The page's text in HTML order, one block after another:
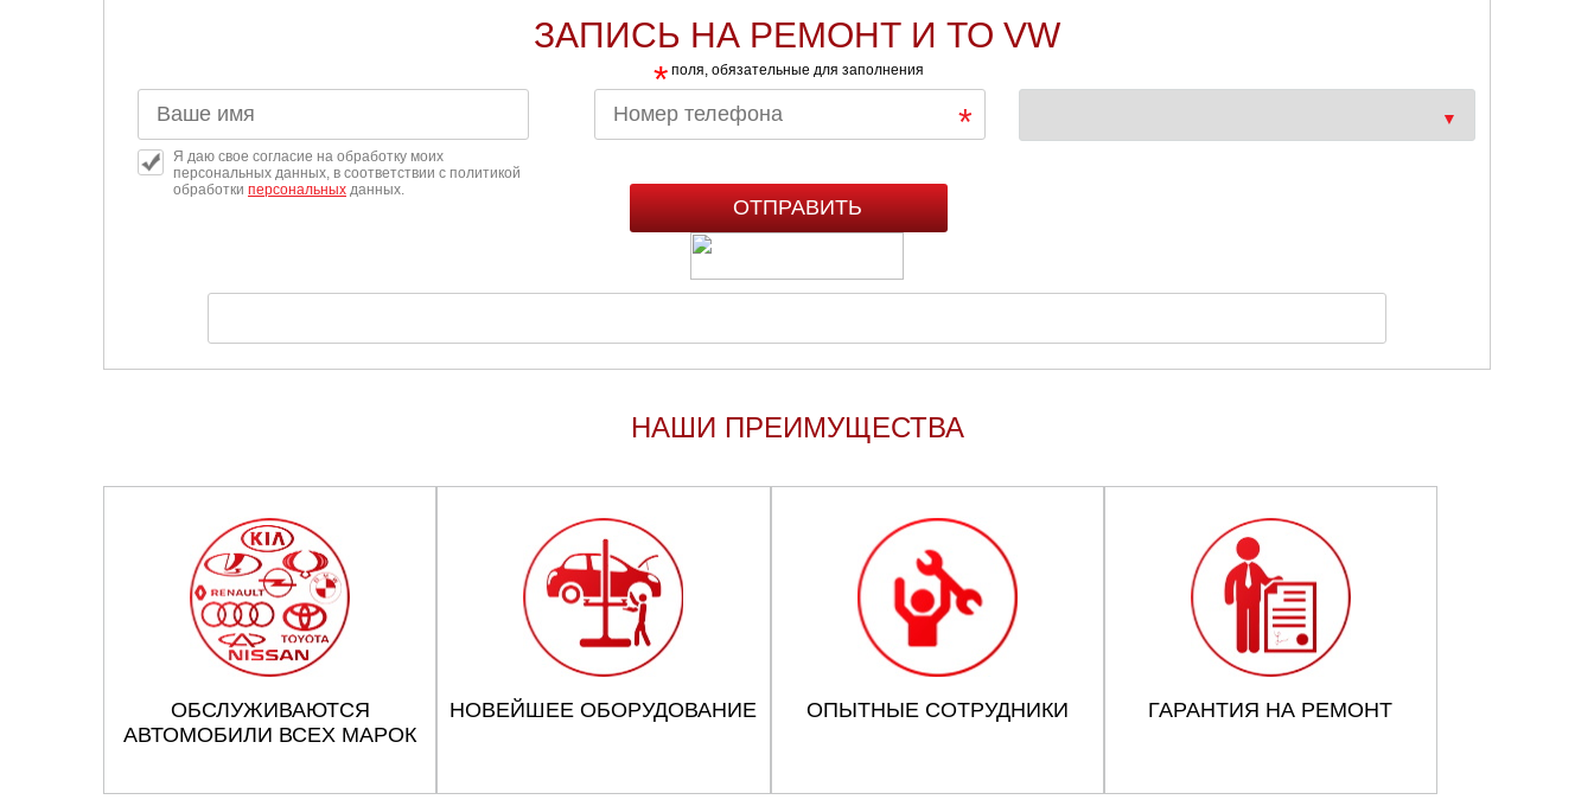
ЗАПИСЬ НА РЕМОНТ И ТО VW
* поля, обязательные для заполнения
Я даю свое согласие на обработку моих
персональных данных, в соответствии с политикой
обработки персональных данных.
НАШИ ПРЕИМУЩЕСТВА
ОБСЛУЖИВАЮТСЯ
АВТОМОБИЛИ ВСЕХ МАРОК
НОВЕЙШЕЕ ОБОРУДОВАНИЕ ОПЫТНЫЕ СОТРУДНИКИ ГАРАНТИЯ НА РЕМОНТ